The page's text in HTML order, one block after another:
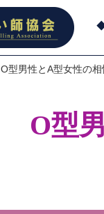
O型男性とA型女性の相
O型